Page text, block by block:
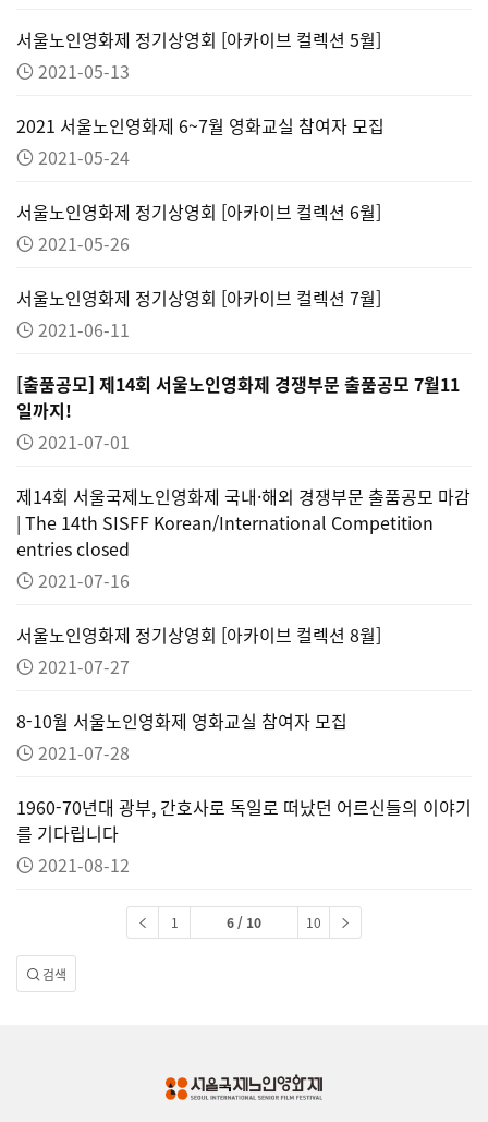
서울노인영화제 정기상영회 [아카이브 컬렉션 5월]
2021-05-13
2021 서울노인영화제 6~7월 영화교실 참여자 모집
2021-05-24
서울노인영화제 정기상영회 [아카이브 컬렉션 6월]
2021-05-26
서울노인영화제 정기상영회 [아카이브 컬렉션 7월]
2021-06-11
[출품공모] 제14회 서울노인영화제 경쟁부문 출품공모 7월11
일까지!
2021-07-01
제14회 서울국제노인영화제 국내·해외 경쟁부문 출품공모 마감
| The 14th SISFF Korean/International Competition
entries closed
2021-07-16
서울노인영화제 정기상영회 [아카이브 컬렉션 8월]
2021-07-27
8-10월 서울노인영화제 영화교실 참여자 모집
2021-07-28
1960-70년대 광부, 간호사로 독일로 떠났던 어르신들의 이야기
를 기다립니다
2021-08-12
1 6 / 10 10
검색